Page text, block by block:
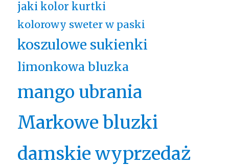
jaki kolor kurtki
kolorowy sweter w paski
koszulowe sukienki
limonkowa bluzka
mango ubrania
Markowe bluzki
damskie wyprzedaż